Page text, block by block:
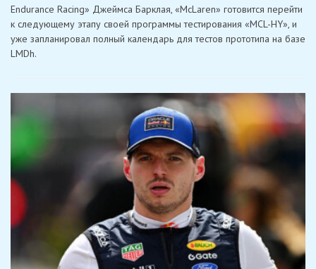
к
Endurance Racing» Джеймса Барклая, «McLaren» готовится перейти
к следующему этапу своей программы тестирования «MCL-HY», и
уже запланировал полный календарь для тестов прототипа на базе
LMDh.